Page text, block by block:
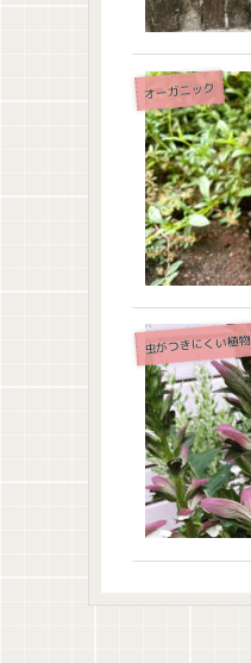
オーガニック
虫がつきにくい植物